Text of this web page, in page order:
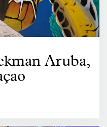
Aruba,